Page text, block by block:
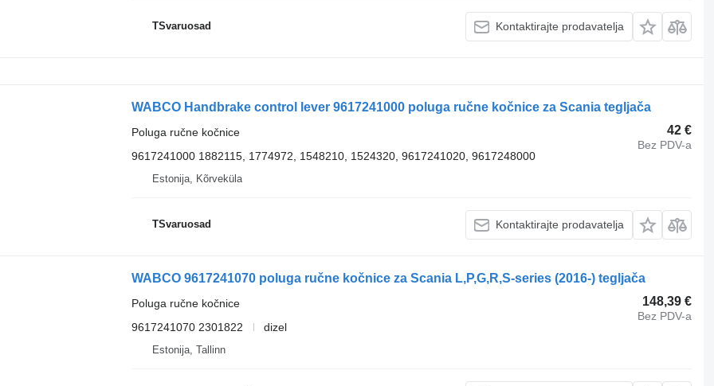
TSvaruosad Kontaktirajte prodavatelja
WABCO Handbrake control lever 9617241000 poluga ručne kočnice za Scania tegljača
42 €
Bez PDV-a
Poluga ručne kočnice
9617241000 1882115, 1774972, 1548210, 1524320, 9617241020, 9617248000
Estonija, Kõrveküla
TSvaruosad Kontaktirajte prodavatelja
WABCO 9617241070 poluga ručne kočnice za Scania L,P,G,R,S-series (2016-) tegljača
148,39 €
Bez PDV-a
Poluga ručne kočnice
9617241070 2301822
dizel
Estonija, Tallinn